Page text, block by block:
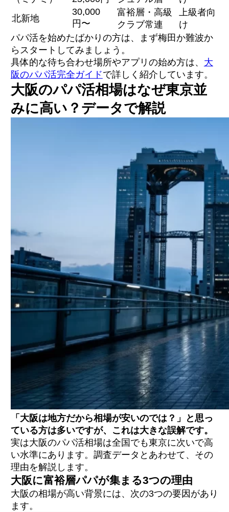
北新地
30,000
円〜
富裕層・高級
クラブ常連
上級者向
け
パパ活を始めたばかりの方は、まず梅田か難波か
らスタートしてみましょう。
具体的な待ち合わせ場所やアプリの始め方は、 大
阪のパパ活完全ガイドで詳しく紹介しています。
大阪のパパ活相場はなぜ東京並
みに高い？データで解説
「大阪は地方だから相場が安いのでは？」と思っ
ている方は多いですが、これは大きな誤解です。
実は大阪のパパ活相場は全国でも東京に次いで高
い水準にあります。調査データとあわせて、その
理由を解説します。
大阪に富裕層パパが集まる3つの理由
大阪の相場が高い背景には、次の3つの要因があり
ます。